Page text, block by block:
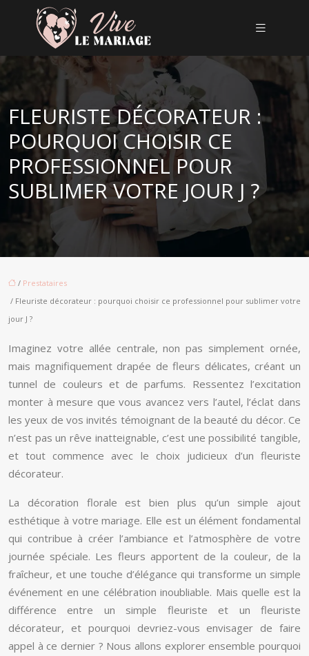
FLEURISTE DÉCORATEUR :
POURQUOI CHOISIR CE
PROFESSIONNEL POUR
SUBLIMER VOTRE JOUR J ?
/ Prestataires
/ Fleuriste décorateur : pourquoi choisir ce professionnel pour sublimer votre
jour J ?
Imaginez votre allée centrale, non pas simplement ornée,
mais magnifiquement drapée de fleurs délicates, créant un
tunnel de couleurs et de parfums. Ressentez l’excitation
monter à mesure que vous avancez vers l’autel, l’éclat dans
les yeux de vos invités témoignant de la beauté du décor. Ce
n’est pas un rêve inatteignable, c’est une possibilité tangible,
et tout commence avec le choix judicieux d’un fleuriste
décorateur.
La décoration florale est bien plus qu’un simple ajout
esthétique à votre mariage. Elle est un élément fondamental
qui contribue à créer l’ambiance et l’atmosphère de votre
journée spéciale. Les fleurs apportent de la couleur, de la
fraîcheur, et une touche d’élégance qui transforme un simple
événement en une célébration inoubliable. Mais quelle est la
différence entre un simple fleuriste et un fleuriste
décorateur, et pourquoi devriez-vous envisager de faire
appel à ce dernier ? Nous allons explorer ensemble pourquoi